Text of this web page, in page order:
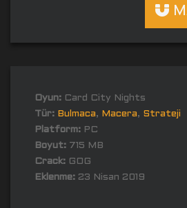
Oyun: Card City Nights
Tür: Bulmaca, Macera, Strateji
Platform: PC
Boyut: 715 MB
Crack: GOG
Eklenme: 23 Nisan 2019